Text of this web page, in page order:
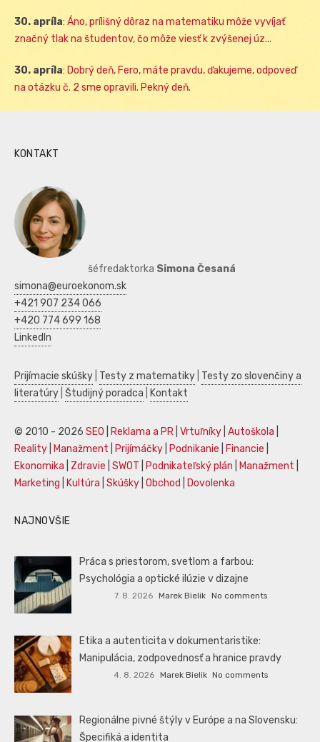
30. apríla: Áno, prílišný dôraz na matematiku môže vyvíjať
značný tlak na študentov, čo môže viesť k zvýšenej úz...
30. apríla: Dobrý deň, Fero, máte pravdu, ďakujeme, odpoveď
na otázku č. 2 sme opravili. Pekný deň.
KONTAKT
šéfredaktorka Simona Česaná
simona@euroekonom.sk
+421 907 234 066
+420 774 699 168
LinkedIn
Prijímacie skúšky Testy z matematiky Testy zo slovenčiny a
literatúry Študijný poradca Kontakt
© 2010 - 2026 SEO Reklama a PR Vrtuľníky Autoškola
Reality
Manažment Prijímáčky Podnikanie Financie
Ekonomika
Zdravie SWOT Podnikateľský plán Manažment
Marketing
Kultúra Skúšky Obchod Dovolenka
NAJNOVŠIE
Práca s priestorom, svetlom a farbou:
Psychológia a optické ilúzie v dizajne
7. 8. 2026 Marek Bielik No comments
Etika a autenticita v dokumentaristike:
Manipulácia, zodpovednosť a hranice pravdy
4. 8. 2026 Marek Bielik No comments
Regionálne pivné štýly v Európe a na Slovensku:
Špecifiká a identita